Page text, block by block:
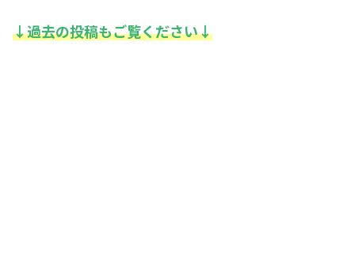
↓過去の投稿もご覧ください↓